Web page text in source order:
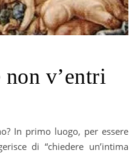
v’entri
di “chiedere un’intima